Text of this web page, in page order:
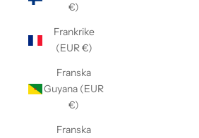
€)
Frankrike
(EUR €)
Franska
Guyana (EUR
€)
Franska